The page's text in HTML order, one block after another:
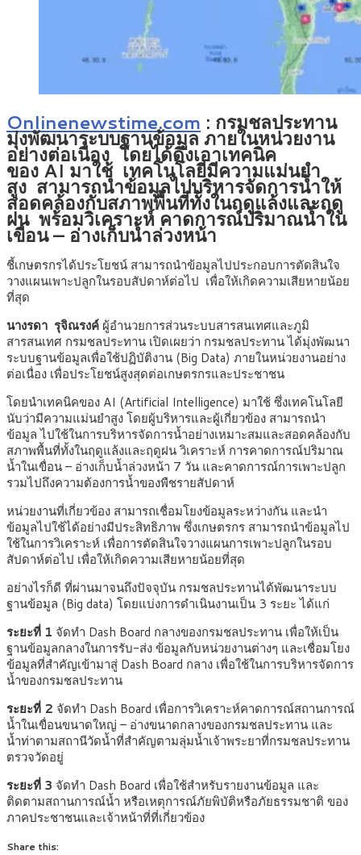
Onlinenewstime.com : กรมชลประทาน
มุ่งพัฒนาระบบฐานข้อมูล ภายในหน่วยงาน
อย่างต่อเนื่อง โดยได้ดึงเอาเทคนิค
ของ AI มาใช้ เทคโนโลยีมีความแม่นยำ
สูง สามารถนำข้อมูลไปบริหารจัดการน้ำให้
สอดคล้องกับสภาพพื้นที่ทั้งในฤดูแล้งและฤดู
ฝน พร้อมวิเคราะห์ คาดการณ์ปริมาณน้ำใน
เขื่อน – อ่างเก็บน้ำล่วงหน้า
ชี้เกษตรกรได้ประโยชน์ สามารถนำข้อมูลไปประกอบการตัดสินใจ
วางแผนเพาะปลูกในรอบสัปดาห์ต่อไป เพื่อให้เกิดความเสียหายน้อย
ที่สุด
นางรดา รุจิณรงค์ ผู้อำนวยการส่วนระบบสารสนเทศและภูมิ
สารสนเทศ กรมชลประทาน เปิดเผยว่า กรมชลประทาน ได้มุ่งพัฒนา
ระบบฐานข้อมูลเพื่อใช้ปฏิบัติงาน (Big Data) ภายในหน่วยงานอย่าง
ต่อเนื่อง เพื่อประโยชน์สูงสุดต่อเกษตรกรและประชาชน
โดยนำเทคนิคของ AI (Artificial Intelligence) มาใช้ ซึ่งเทคโนโลยี
นับว่ามีความแม่นยำสูง โดยผู้บริหารและผู้เกี่ยวข้อง สามารถนำ
ข้อมูล ไปใช้ในการบริหารจัดการน้ำอย่างเหมาะสมและสอดคล้องกับ
สภาพพื้นที่ทั้งในฤดูแล้งและฤดูฝน วิเคราะห์ การคาดการณ์ปริมาณ
น้ำในเขื่อน – อ่างเก็บน้ำล่วงหน้า 7 วัน และคาดการณ์การเพาะปลูก
รวมไปถึงความต้องการน้ำของพืชรายสัปดาห์
หน่วยงานที่เกี่ยวข้อง สามารถเชื่อมโยงข้อมูลระหว่างกัน และนำ
ข้อมูลไปใช้ได้อย่างมีประสิทธิภาพ ซึ่งเกษตรกร สามารถนำข้อมูลไป
ใช้ในการวิเคราะห์ เพื่อการตัดสินใจวางแผนการเพาะปลูกในรอบ
สัปดาห์ต่อไป เพื่อให้เกิดความเสียหายน้อยที่สุด
อย่างไรก็ดี ที่ผ่านมาจนถึงปัจจุบัน กรมชลประทานได้พัฒนาระบบ
ฐานข้อมูล (Big data) โดยแบ่งการดำเนินงานเป็น 3 ระยะ ได้แก่
ระยะที่ 1 จัดทำ Dash Board กลางของกรมชลประทาน เพื่อให้เป็น
ฐานข้อมูลกลางในการรับ-ส่ง ข้อมูลกับหน่วยงานต่างๆ และเชื่อมโยง
ข้อมูลที่สำคัญเข้ามาสู่ Dash Board กลาง เพื่อใช้ในการบริหารจัดการ
น้ำของกรมชลประทาน
ระยะที่ 2 จัดทำ Dash Board เพื่อการวิเคราะห์คาดการณ์สถานการณ์
น้ำในเขื่อนขนาดใหญ่ – อ่างขนาดกลางของกรมชลประทาน และ
น้ำท่าตามสถานีวัดน้ำที่สำคัญตามลุ่มน้ำเจ้าพระยาที่กรมชลประทาน
ตรวจวัดอยู่
ระยะที่ 3 จัดทำ Dash Board เพื่อใช้สำหรับรายงานข้อมูล และ
ติดตามสถานการณ์น้ำ หรือเหตุการณ์ภัยพิบัติหรือภัยธรรมชาติ ของ
ภาคประชาชนและเจ้าหน้าที่ที่เกี่ยวข้อง
Share this: